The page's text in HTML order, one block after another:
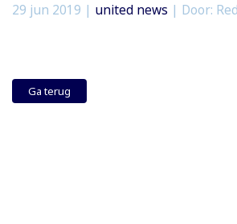
29 jun 2019 | united news | Door:
Ga terug